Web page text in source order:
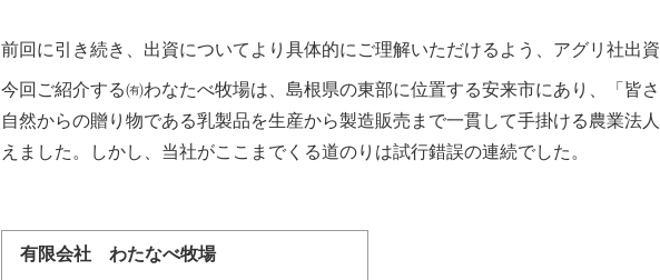
前回に引き続き、出資についてより具体的にご理解いただけるよう、アグリ社出
今回ご紹介する㈲わなたべ牧場は、島根県の東部に位置する安来市にあり、「皆
自然からの贈り物である乳製品を生産から製造販売まで一貫して手掛ける農業法
えました。しかし、当社がここまでくる道のりは試行錯誤の連続でした。
有限会社 わたなべ牧場